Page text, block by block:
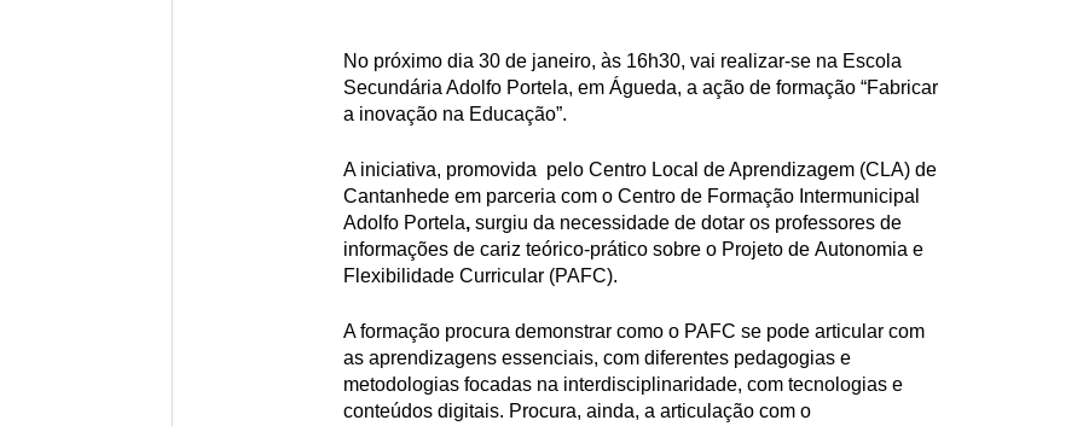
No próximo dia 30 de janeiro, às 16h30, vai realizar-se na Escola
Secundária Adolfo Portela, em Águeda, a ação de formação “Fabricar
a inovação na Educação”.
A iniciativa, promovida pelo Centro Local de Aprendizagem (CLA) de
Cantanhede em parceria com o Centro de Formação Intermunicipal
Adolfo Portela, surgiu da necessidade de dotar os professores de
informações de cariz teórico-prático sobre o Projeto de Autonomia e
Flexibilidade Curricular (PAFC).
A formação procura demonstrar como o PAFC se pode articular com
as aprendizagens essenciais, com diferentes pedagogias e
metodologias focadas na interdisciplinaridade, com tecnologias e
conteúdos digitais. Procura, ainda, a articulação com o